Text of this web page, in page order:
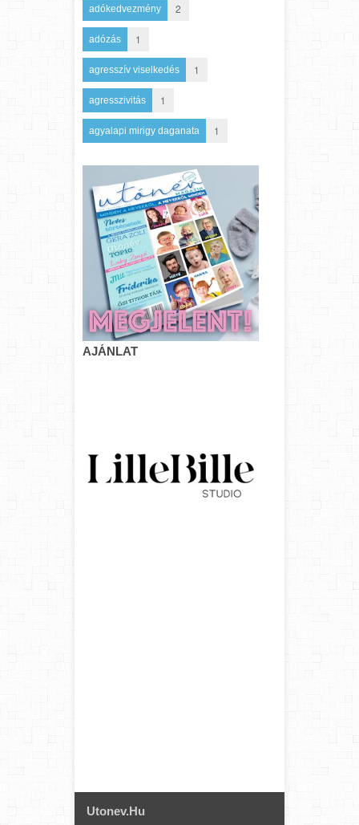
adókedvezmény 2
adózás 1
agresszív viselkedés 1
agresszivitás 1
agyalapi mirigy daganata 1
AJÁNLAT
Utonev.hu